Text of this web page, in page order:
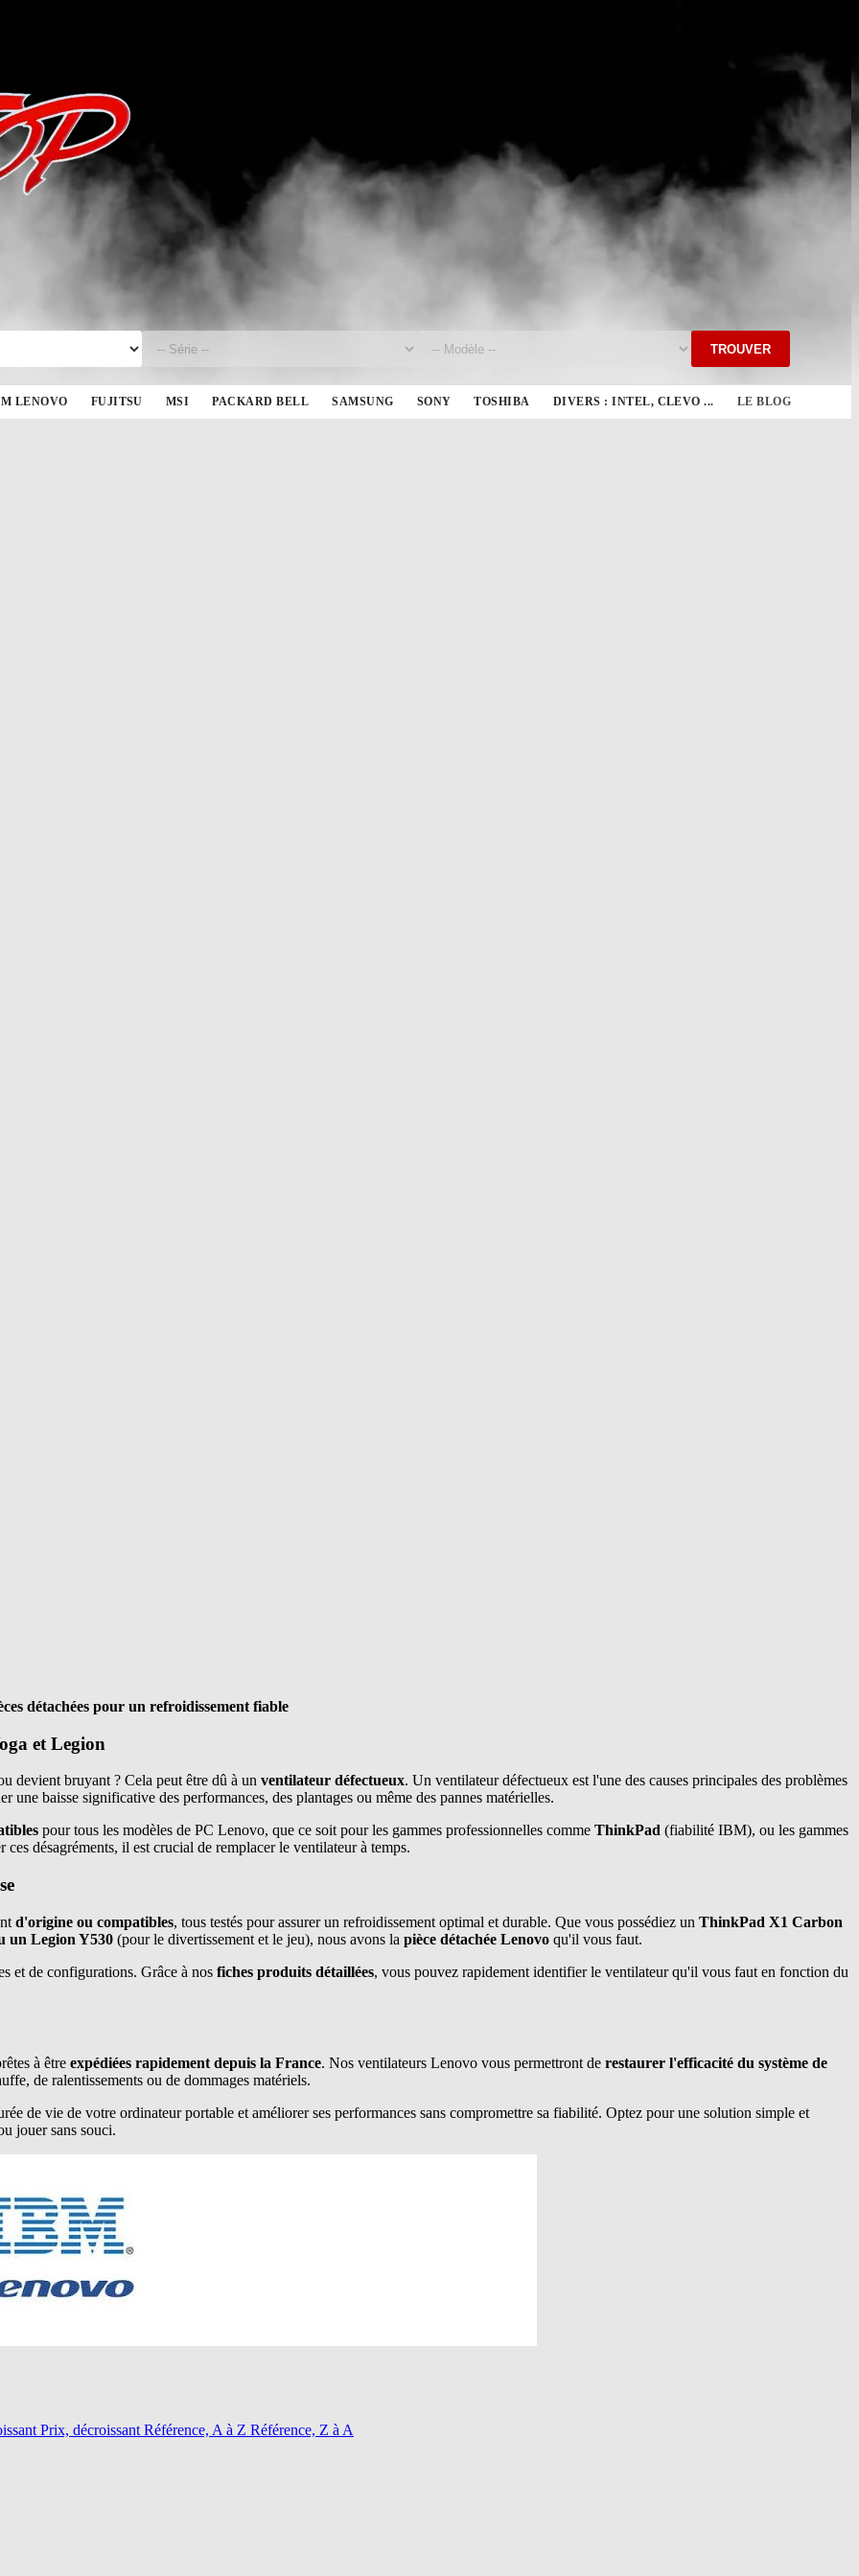
TROUVER
LENOVO FUJITSU MSI PACKARD BELL SAMSUNG SONY TOSHIBA DIVERS : INTEL, CLEVO ... LE BLOG
détachées pour un refroidissement fiable
et Legion
devient bruyant ? Cela peut être dû à un ventilateur défectueux. Un ventilateur défectueux est l'une des causes principales des problèmes
baisse significative des performances, des plantages ou même des pannes matérielles.
pour tous les modèles de PC Lenovo, que ce soit pour les gammes professionnelles comme ThinkPad (fiabilité IBM), ou les gammes
ces désagréments, il est crucial de remplacer le ventilateur à temps.
d'origine ou compatibles, tous testés pour assurer un refroidissement optimal et durable. Que vous possédiez un ThinkPad X1 Carbon
un Legion Y530 (pour le divertissement et le jeu), nous avons la pièce détachée Lenovo qu'il vous faut.
et de configurations. Grâce à nos fiches produits détaillées, vous pouvez rapidement identifier le ventilateur qu'il vous faut en fonction du
à être expédiées rapidement depuis la France. Nos ventilateurs Lenovo vous permettront de restaurer l'efficacité du système de
de ralentissements ou de dommages matériels.
de vie de votre ordinateur portable et améliorer ses performances sans compromettre sa fiabilité. Optez pour une solution simple et
jouer sans souci.
Prix, décroissant Référence, A à Z Référence, Z à A